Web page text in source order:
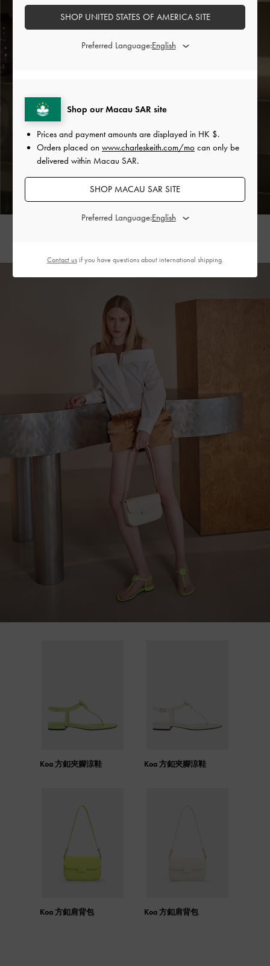
Koa 方釦小廢包 Koa 方釦小廢包
白色 Koa 肩背包搭配大地色系裝束的點綴，看起來超
溫柔優雅。穿上萊姆綠涼鞋低調點亮你的日常穿搭，
Koa 方釦夾腳涼鞋 Koa 方釦夾腳涼鞋
Koa 方釦肩背包 Koa 方釦肩背包
Shop our Macau SAR site
Prices and payment amounts are displayed in HK $.
Orders placed on www.charleskeith.com/mo can only be
delivered within Macau SAR.
SHOP MACAU SAR SITE
Preferred Language:
SHOP UNITED STATES OF AMERICA SITE
Preferred Language:
Contact usif you have questions about international shipping.